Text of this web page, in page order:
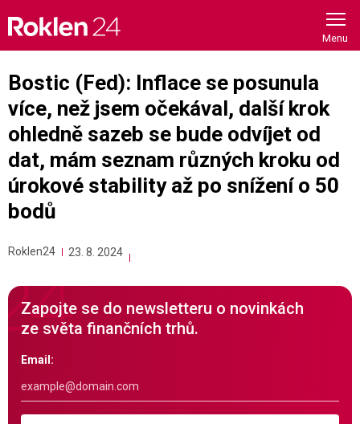
content
Bostic (Fed): Inflace se posunula
více, než jsem očekával, další krok
ohledně sazeb se bude odvíjet od
dat, mám seznam různých kroku od
úrokové stability až po snížení o 50
bodů
Roklen24 23. 8. 2024
Zapojte se do newsletteru o novinkách
ze světa finančních trhů.
Email: